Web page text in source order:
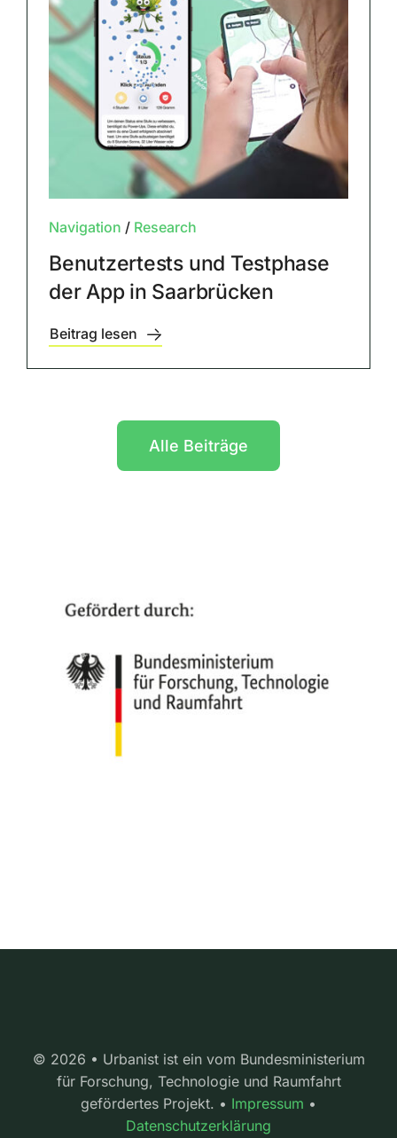
Navigation / Research
Benutzertests und Testphase
der App in Saarbrücken
Beitrag lesen
Alle Beiträge
© 2026 • Urbanist ist ein vom Bundesministerium
für Forschung, Technologie und Raumfahrt
gefördertes Projekt. • Impressum •
Datenschutzerklärung